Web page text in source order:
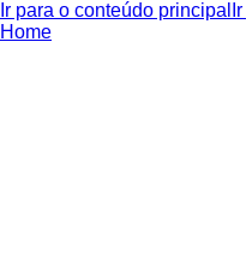
Ir para o conteúdo principal
Home